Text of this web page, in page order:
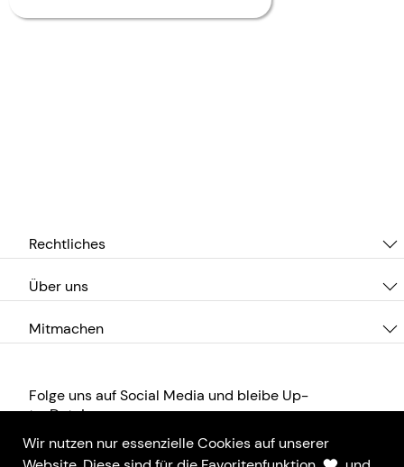
Rechtliches
Über uns
Mitmachen
Folge uns auf Social Media und bleibe Up-
to-Date!
Wir nutzen nur essenzielle Cookies auf unserer